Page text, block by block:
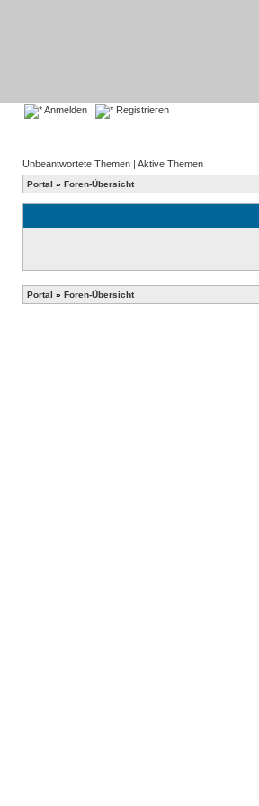
Anmelden Registrieren
Unbeantwortete Themen | Aktive Themen
Portal » Foren-Übersicht
Portal » Foren-Übersicht